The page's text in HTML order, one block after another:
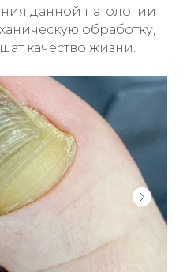
данной патологии
обработку,
качество жизни.